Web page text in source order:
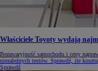
Właściciele Toyoty wydają
Bezawaryjność samochodu i ceny
niezależnych testów. Sprawdź, ile
Sprawdź